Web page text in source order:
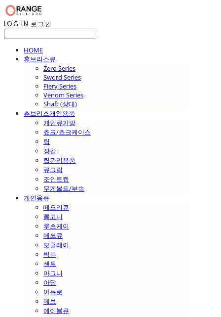
LOG IN 로그인
HOME
휴브리스큐
Zero Series
Sword Series
Fiery Series
Venom Series
Shaft (상대)
휴브리스개인용품
개인큐가방
쵸크/쵸크케이스
팁
장갑
팁관리용품
큐그립
조인트캡
무게볼트/부속
개인용큐
떼오리큐
롱고니
루츠케이
메쯔큐
모글레이
빅본
센토
아그니
아담
아큐로
에보
에이블큐